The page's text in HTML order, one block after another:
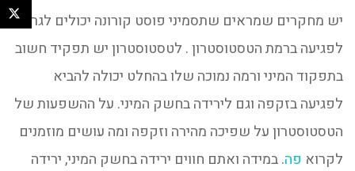
יש מחקרים שמראים שתסמיני פוסט קורונה יכולים לגרום
לפגיעה ברמת הטסטוסטרון . לטסטוסטרון יש תפקיד חשוב
בתפקוד המיני ורמה נמוכה שלו בהחלט יכולה להביא
לפגיעה בזקפה וגם לירידה בחשק המיני. על ההשפעות של
הטסטוסטרון על שפיכה מהירה וזקפה ומה עושים מוזמנים
לקרוא פה. במידה ואתם חווים ירידה בחשק המיני, ירידה